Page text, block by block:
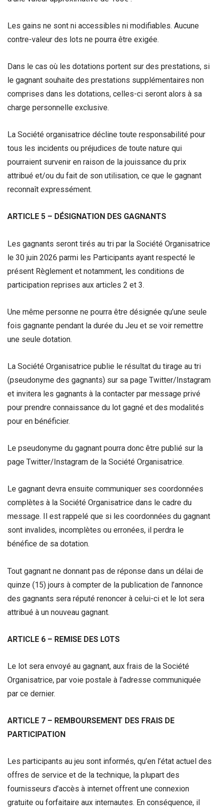
Les gains ne sont ni accessibles ni modifiables. Aucune
contre-valeur des lots ne pourra être exigée.
Dans le cas où les dotations portent sur des prestations, si
le gagnant souhaite des prestations supplémentaires non
comprises dans les dotations, celles-ci seront alors à sa
charge personnelle exclusive.
La Société organisatrice décline toute responsabilité pour
tous les incidents ou préjudices de toute nature qui
pourraient survenir en raison de la jouissance du prix
attribué et/ou du fait de son utilisation, ce que le gagnant
reconnaît expressément.
ARTICLE 5 – DÉSIGNATION DES GAGNANTS
Les gagnants seront tirés au tri par la Société Organisatrice
le 30 juin 2026 parmi les Participants ayant respecté le
présent Règlement et notamment, les conditions de
participation reprises aux articles 2 et 3.
Une même personne ne pourra être désignée qu’une seule
fois gagnante pendant la durée du Jeu et se voir remettre
une seule dotation.
La Société Organisatrice publie le résultat du tirage au tri
(pseudonyme des gagnants) sur sa page Twitter/Instagram
et invitera les gagnants à la contacter par message privé
pour prendre connaissance du lot gagné et des modalités
pour en bénéficier.
Le pseudonyme du gagnant pourra donc être publié sur la
page Twitter/Instagram de la Société Organisatrice.
Le gagnant devra ensuite communiquer ses coordonnées
complètes à la Société Organisatrice dans le cadre du
message. Il est rappelé que si les coordonnées du gagnant
sont invalides, incomplètes ou erronées, il perdra le
bénéfice de sa dotation.
Tout gagnant ne donnant pas de réponse dans un délai de
quinze (15) jours à compter de la publication de l’annonce
des gagnants sera réputé renoncer à celui-ci et le lot sera
attribué à un nouveau gagnant.
ARTICLE 6 – REMISE DES LOTS
Le lot sera envoyé au gagnant, aux frais de la Société
Organisatrice, par voie postale à l’adresse communiquée
par ce dernier.
ARTICLE 7 – REMBOURSEMENT DES FRAIS DE
PARTICIPATION
Les participants au jeu sont informés, qu’en l’état actuel des
offres de service et de la technique, la plupart des
fournisseurs d’accès à internet offrent une connexion
gratuite ou forfaitaire aux internautes. En conséquence, il